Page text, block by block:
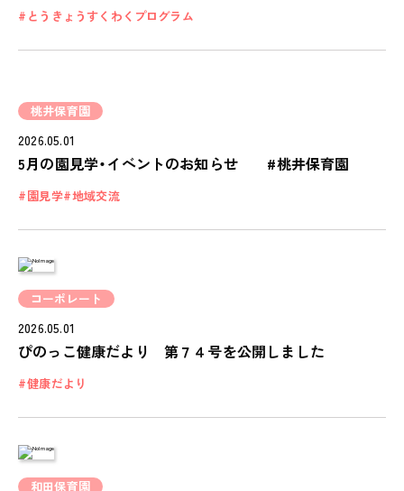
とうきょうすくわくプログラム
桃井保育園
2026.05.01
5月の園見学・イベントのお知らせ #桃井保育園
園見学 地域交流
コーポレート
2026.05.01
ぴのっこ健康だより 第７４号を公開しました
健康だより
和田保育園